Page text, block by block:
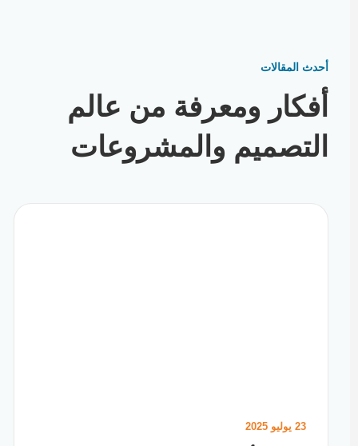
أحدث المقالات
أفكار ومعرفة من عالم
التصميم والمشروعات
23 يوليو 2025